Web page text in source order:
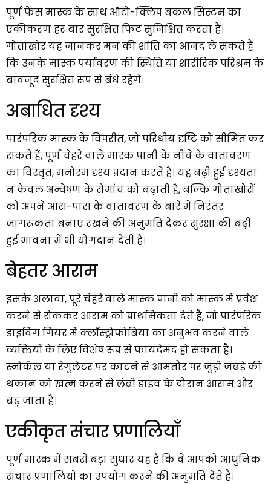
पूर्ण फेस मास्क के साथ ऑटो-क्लिप बकल सिस्टम का
एकीकरण हर बार सुरक्षित फिट सुनिश्चित करता है।
गोताखोर यह जानकर मन की शांति का आनंद ले सकते हैं
कि उनके मास्क पर्यावरण की स्थिति या शारीरिक परिश्रम के
बावजूद सुरक्षित रूप से बंधे रहेंगे।
अबाधित दृश्य
पारंपरिक मास्क के विपरीत, जो परिधीय दृष्टि को सीमित कर
सकते हैं, पूर्ण चेहरे वाले मास्क पानी के नीचे के वातावरण
का विस्तृत, मनोरम दृश्य प्रदान करते हैं। यह बढ़ी हुई दृश्यता
न केवल अन्वेषण के रोमांच को बढ़ाती है, बल्कि गोताखोरों
को अपने आस-पास के वातावरण के बारे में निरंतर
जागरूकता बनाए रखने की अनुमति देकर सुरक्षा की बढ़ी
हुई भावना में भी योगदान देती है।
बेहतर आराम
इसके अलावा, पूरे चेहरे वाले मास्क पानी को मास्क में प्रवेश
करने से रोककर आराम को प्राथमिकता देते हैं, जो पारंपरिक
डाइविंग गियर में क्लॉस्ट्रोफोबिया का अनुभव करने वाले
व्यक्तियों के लिए विशेष रूप से फायदेमंद हो सकता है।
स्नोर्कल या रेगुलेटर पर काटने से आमतौर पर जुड़ी जबड़े की
थकान को खत्म करने से लंबी डाइव के दौरान आराम और
बढ़ जाता है।
एकीकृत संचार प्रणालियाँ
पूर्ण मास्क में सबसे बड़ा सुधार यह है कि वे आपको आधुनिक
संचार प्रणालियों का उपयोग करने की अनुमति देते हैं।